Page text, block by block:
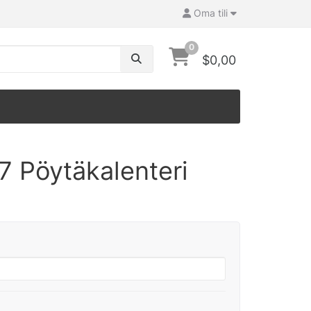
Oma tili
0
$0,00
Pöytäkalenteri